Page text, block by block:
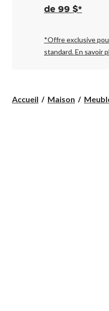
à
pour
changer
de 99 $*
*Offre exclusive
standard.En savoir
Accueil Maison